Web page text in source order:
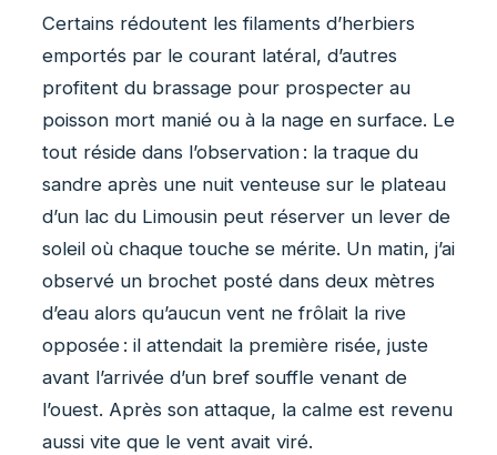
Certains rédoutent les filaments d’herbiers
emportés par le courant latéral, d’autres
profitent du brassage pour prospecter au
poisson mort manié ou à la nage en surface. Le
tout réside dans l’observation : la traque du
sandre après une nuit venteuse sur le plateau
d’un lac du Limousin peut réserver un lever de
soleil où chaque touche se mérite. Un matin, j’ai
observé un brochet posté dans deux mètres
d’eau alors qu’aucun vent ne frôlait la rive
opposée : il attendait la première risée, juste
avant l’arrivée d’un bref souffle venant de
l’ouest. Après son attaque, la calme est revenu
aussi vite que le vent avait viré.